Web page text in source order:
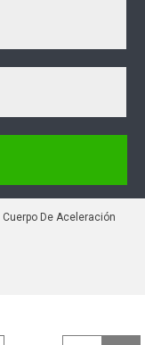
Cuerpo De Aceleración